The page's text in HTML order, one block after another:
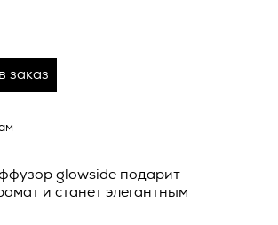
заказ
glowside подарит
и станет элегантным